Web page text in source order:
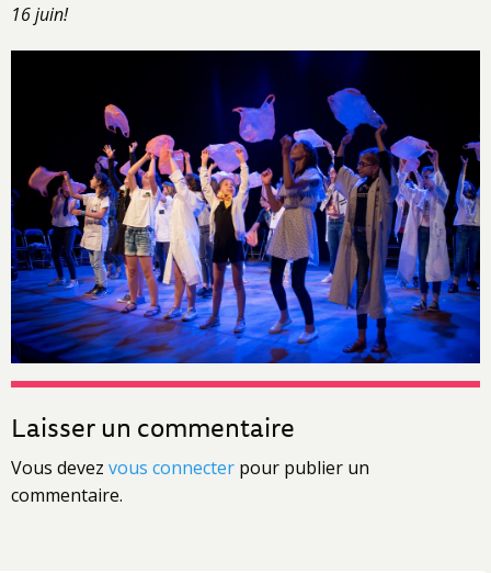
16 juin!
Laisser un commentaire
Vous devez vous connecter pour publier un
commentaire.